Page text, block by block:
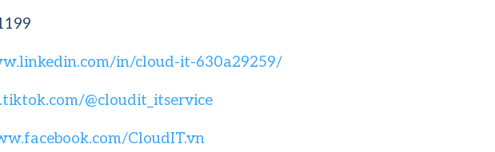
in/cloud-it-630a29259/
@cloudit_itservice
CloudIT.vn